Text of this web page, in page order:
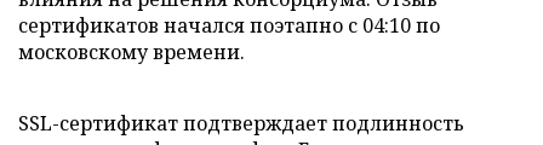
сертификатов начался поэтапно с 04:10 по
московскому времени.
SSL-сертификат подтверждает подлинность